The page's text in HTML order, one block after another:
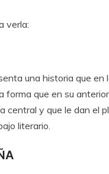
verla:
una historia que en
forma que en su anterior
central y que le dan el
literario.